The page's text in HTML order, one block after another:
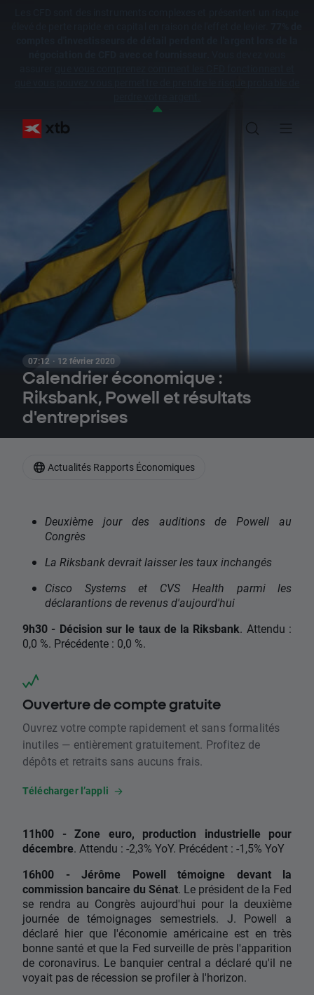
07:12 · 12 février 2020
Calendrier économique :
Riksbank, Powell et résultats
d'entreprises
Deuxième jour des auditions de Powell au
Congrès
La Riksbank devrait laisser les taux inchangés
Cisco Systems et CVS Health parmi les
déclarantions de revenus d'aujourd'hui
9h30 - Décision sur le taux de la Riksbank. Attendu :
0,0 %. Précédente : 0,0 %.
Ouverture de compte gratuite
Ouvrez votre compte rapidement et sans formalités
inutiles — entièrement gratuitement. Profitez de
dépôts et retraits sans aucuns frais.
Télécharger l’appli
11h00 - Zone euro, production industrielle pour
décembre. Attendu : -2,3% YoY. Précédent : -1,5% YoY
16h00 - Jérôme Powell témoigne devant la
commission bancaire du Sénat. Le président de la Fed
se rendra au Congrès aujourd'hui pour la deuxième
journée de témoignages semestriels. J. Powell a
déclaré hier que l'économie américaine est en très
bonne santé et que la Fed surveille de près l'apparition
de coronavirus. Le banquier central a déclaré qu'il ne
voyait pas de récession se profiler à l'horizon.
Actualités Rapports Économiques